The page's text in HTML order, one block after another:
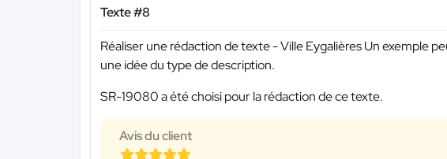
Texte #8
Réaliser une rédaction de texte - Ville Eygalières Un exemple
une idée du type de description.
SR-19080 a été choisi pour la rédaction de ce texte.
Avis du client